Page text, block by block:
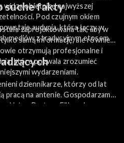
widza obietnicę najwyższej
Pod czujnym okiem
audycja, która łączy w
mediów z tradycyjnym etosem
suche fakty
zaprojektowana tak, aby w
samą informację, ale również
otrzymują profesjonalne i
które pozwala zrozumieć
wydarzeniami.
dziennikarze, którzy od lat
pracą na antenie. Gospodarzami
Hałas, Bartosz Filipowicz oraz
oraz profesjonalizm